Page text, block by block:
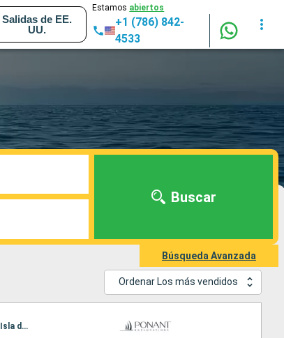
Salidas de EE.
UU.
Estamos abiertos
+1 (786) 842-
4533
Buscar
Búsqueda Avanzada
Ordenar Los más vendidos
Itinerario : Puntarenas, Baie de Drake, rio esquinas, Manuel Antonio (National Park), Coco, Manta, Curú, Isla de Cedros, Puntarenas